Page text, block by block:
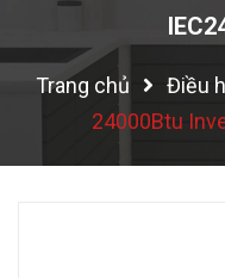
Trang chủ Điều
24000Btu